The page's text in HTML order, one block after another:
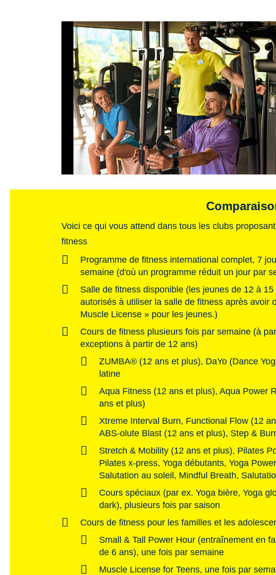
Voici ce qui vous attend dans tous les clubs
fitness
Programme de fitness international complet, 7
semaine (d'où un programme réduit un jour par
Salle de fitness disponible (les jeunes de 12 à 15
autorisés à utiliser la salle de fitness après avoir
Muscle License » pour les jeunes.)
Cours de fitness plusieurs fois par semaine (à
exceptions à partir de 12 ans)
ZUMBA® (12 ans et plus), DaYo (Dance
latine
Aqua Fitness (12 ans et plus), Aqua Power
ans et plus)
Xtreme Interval Burn, Functional Flow (12
ABS-olute Blast (12 ans et plus), Step &
Stretch & Mobility (12 ans et plus), Pilates
Pilates x-press, Yoga débutants, Yoga
Salutation au soleil, Mindful Breath,
Cours spéciaux (par ex. Yoga bière, Yoga
dark), plusieurs fois par saison
Cours de fitness pour les familles et les
Small & Tall Power Hour (entraînement en
de 6 ans), une fois par semaine
Muscle License for Teens, une fois par